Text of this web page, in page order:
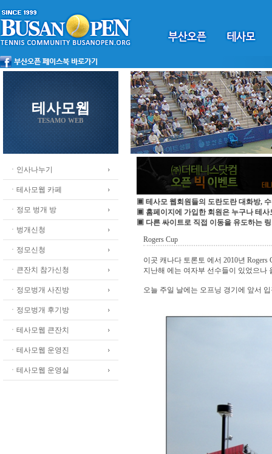
테사모웹
TESAMO WEB
ㆍ인사나누기
ㆍ테사모웹 카페
ㆍ정모 벙개 방
ㆍ벙개신청
ㆍ정모신청
ㆍ큰잔치 참가신청
ㆍ정모벙개 사진방
ㆍ정모벙개 후기방
ㆍ테사모웹 큰잔치
ㆍ테사모웹 운영진
ㆍ테사모웹 운영실
▣ 테사모 웹회원들의 도란도란 대화방,
▣ 홈페이지에 가입한 회원은 누구나 테사
▣ 다른 싸이트로 직접 이동을 유도하는
Rogers Cup
이곳 캐나다 토론토 에서 2010년
지난해 에는 여자부 선수들이 있었으나
오늘 주일 날에는 오프닝 경기에 앞서